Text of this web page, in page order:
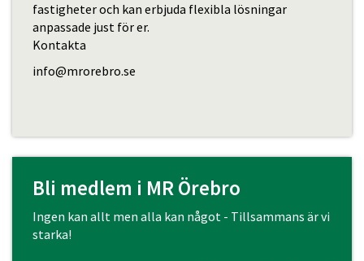
fastigheter och kan erbjuda flexibla lösningar
anpassade just för er.
Kontakta
info@mrorebro.se
Bli medlem i MR Örebro
Ingen kan allt men alla kan något - Tillsammans är vi
starka!